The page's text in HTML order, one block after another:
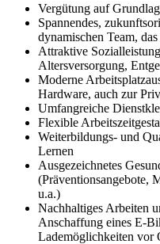
Vergütung auf
Spannendes,
dynamischen Team,
Attraktive
Altersversorgung,
Moderne
Hardware, auch zur
Umfangreiche
Flexible
Weiterbildungs- und
Lernen
Ausgezeichnetes
(Präventionsangebote,
u.a.)
Nachhaltiges Arbeiten
Anschaffung eines E-
Lademöglichkeiten vor